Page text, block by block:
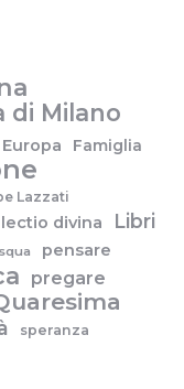
di Milano
Europa Famiglia
Lazzati
lectio divina Libri
pensare
pregare
speranza